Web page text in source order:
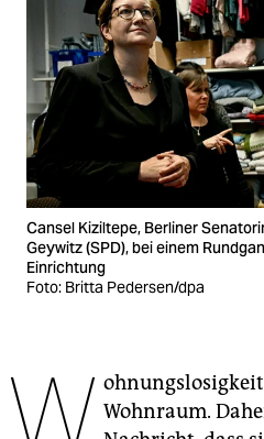
wahrheit
verlag
verlag
veranstaltungen
shop
fragen & hilfe
unterstützen
genossenschaft
epaper login
Cansel Kiziltepe, Berliner
Geywitz (SPD), bei einem
Einrichtung
Foto: Britta Pedersen/dpa
Wohnraum.